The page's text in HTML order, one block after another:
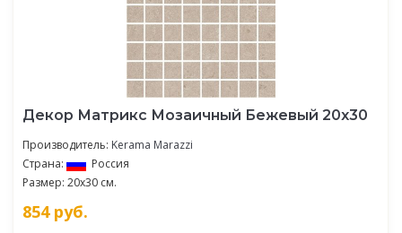
Декор Матрикс Мозаичный Бежевый 20х30
Производитель: Kerama Marazzi
Страна:
Россия
Размер: 20x30 см.
854руб.